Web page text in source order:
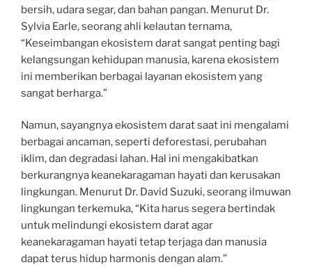
bersih, udara segar, dan bahan pangan. Menurut Dr.
Sylvia Earle, seorang ahli kelautan ternama,
“Keseimbangan ekosistem darat sangat penting bagi
kelangsungan kehidupan manusia, karena ekosistem
ini memberikan berbagai layanan ekosistem yang
sangat berharga.”
Namun, sayangnya ekosistem darat saat ini mengalami
berbagai ancaman, seperti deforestasi, perubahan
iklim, dan degradasi lahan. Hal ini mengakibatkan
berkurangnya keanekaragaman hayati dan kerusakan
lingkungan. Menurut Dr. David Suzuki, seorang ilmuwan
lingkungan terkemuka, “Kita harus segera bertindak
untuk melindungi ekosistem darat agar
keanekaragaman hayati tetap terjaga dan manusia
dapat terus hidup harmonis dengan alam.”